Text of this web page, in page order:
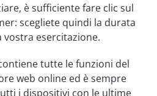
è sufficiente fare clic sul
scegliete quindi la durata
vostra esercitazione.
tutte le funzioni del
web online ed è sempre
i dispositivi con le ultime